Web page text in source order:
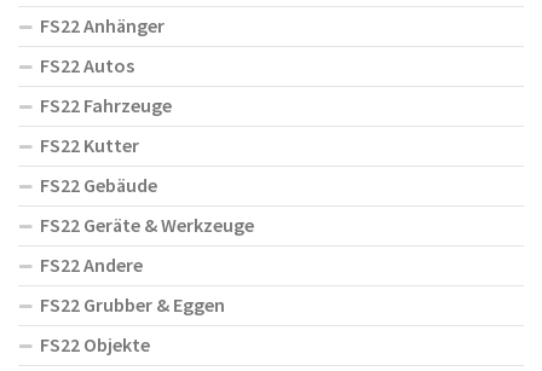
FS22 Anhänger
FS22 Autos
FS22 Fahrzeuge
FS22 Kutter
FS22 Gebäude
FS22 Geräte & Werkzeuge
FS22 Andere
FS22 Grubber & Eggen
FS22 Objekte